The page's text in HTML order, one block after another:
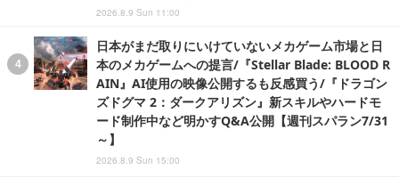
2026.8.9 Sun 11:00
日本がまだ取りにいけていないメカゲーム市場と日
本のメカゲームへの提言/『Stellar Blade: BLOOD R
AIN』AI使用の映像公開するも反感買う/『ドラゴン
ズドグマ 2：ダークアリズン』新スキルやハードモ
ード制作中など明かすQ&A公開【週刊スパラン7/31
～】
2026.8.9 Sun 15:00